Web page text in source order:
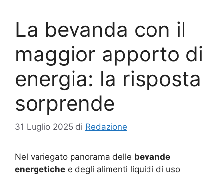
La bevanda con il
maggior apporto di
energia: la risposta
sorprende
31 Luglio 2025 di Redazione
Nel variegato panorama delle bevande
energetiche e degli alimenti liquidi di uso